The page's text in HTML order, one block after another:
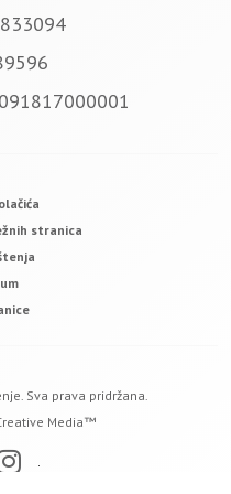
stranica
Sva prava pridržana.
Media™